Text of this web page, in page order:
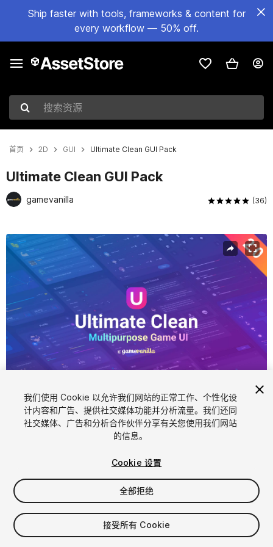
Ship faster with tools, frameworks & content for
every workflow — 50% off.
搜索资源
首页 2D GUI Ultimate Clean GUI Pack
Ultimate Clean GUI Pack
gamevanilla (36)
当前幻灯片：1 / 35
1/35
$149.99
增值税将在结算时计算
我们使用 Cookie 以允许我们网站的正常工作、个性化设
计内容和广告、提供社交媒体功能并分析流量。我们还同
社交媒体、广告和分析合作伙伴分享有关您使用我们网站
的信息。
Cookie 设置
全部拒绝
接受所有 Cookie